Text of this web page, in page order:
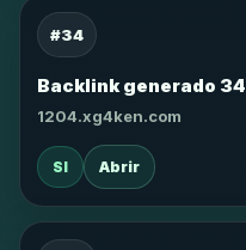
#34
Backlink generado 34
1204.xg4ken.com
SI Abrir